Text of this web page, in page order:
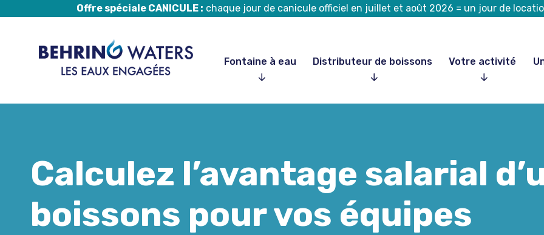
Offre spéciale CANICULE : chaque jour de canicule officiel en juillet et août 2026 = un jour de
Fontaine à eau Distributeur de boissons Votre activité
Calculez l’avantage salarial
boissons pour vos équipes